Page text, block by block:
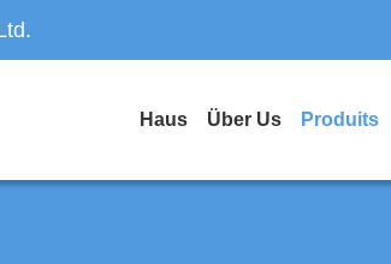
Haus Über Us Produits